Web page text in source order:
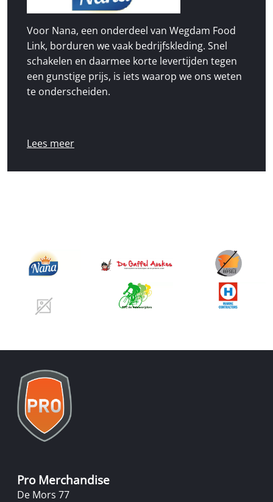
Voor Nana, een onderdeel van Wegdam Food
Link, borduren we vaak bedrijfskleding. Snel
schakelen en daarmee korte levertijden tegen
een gunstige prijs, is iets waarop we ons weten
te onderscheiden.
Lees meer
Pro Merchandise
De Mors 77